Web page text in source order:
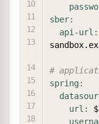
sber:
api-url :
#
spring:
url : $